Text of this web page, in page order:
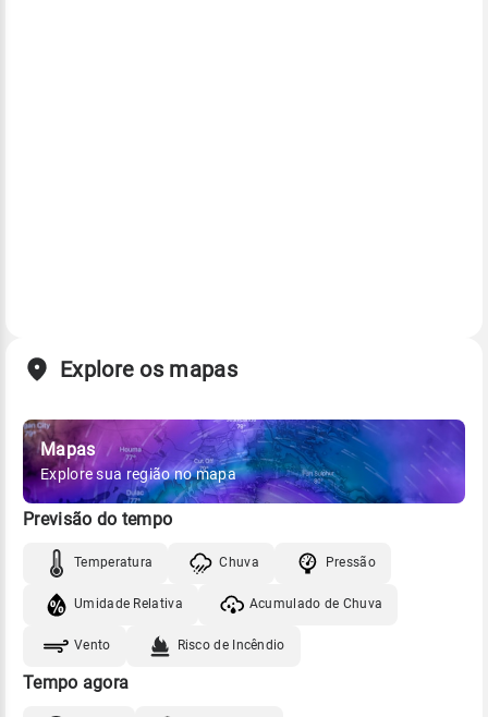
Explore os mapas
Mapas
Explore sua região no mapa
Previsão do tempo
Temperatura Chuva Pressão
Umidade Relativa Acumulado de Chuva
Vento Risco de Incêndio
Tempo agora